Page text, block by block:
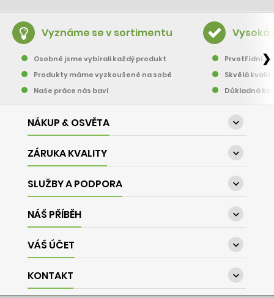
Vyznáme se v sortimentu
Osobně jsme vybírali každý produkt
Produkty máme vyzkoušené na sobě
Naše práce nás baví
Vysoká
Prvotřídní
Skvělá
Důkladná
❯
NÁKUP & OSVĚTA 
ZÁRUKA KVALITY 
SLUŽBY A PODPORA 
NÁŠ PŘÍBĚH 
VÁŠ ÚČET 
KONTAKT 